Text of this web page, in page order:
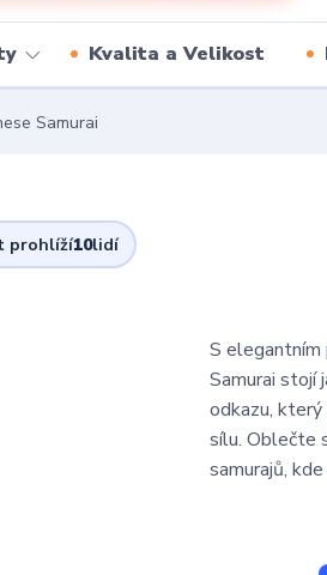
Kvalita a Velikost
Samurai
prohlíží10lidí
S elegantním
Samurai stojí
odkazu, který
sílu. Oblečte
samurajů,